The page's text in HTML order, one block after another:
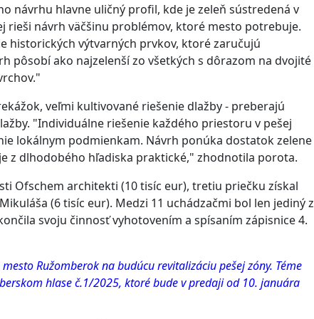
návrhu hlavne uličný profil, kde je zeleň sústredená v
rieši návrh väčšinu problémov, ktoré mesto potrebuje.
historických výtvarných prvkov, ktoré zaručujú
pôsobí ako najzelenší zo všetkých s dôrazom na dvojité
veľmi kultivované riešenie dlažby - preberajú
"Individuálne riešenie každého priestoru v pešej
lokálnym podmienkam. Návrh ponúka dostatok zelene
z dlhodobého hľadiska praktické," zhodnotila porota.
Ofschem architekti (10 tisíc eur), tretiu priečku získal
(6 tisíc eur). Medzi 11 uchádzačmi bol len jediný z
svoju činnosť vyhotovením a spísaním zápisnice 4.
Ružomberok na budúcu revitalizáciu pešej zóny. Téme
hlase č.1/2025, ktoré bude v predaji od 10. januára